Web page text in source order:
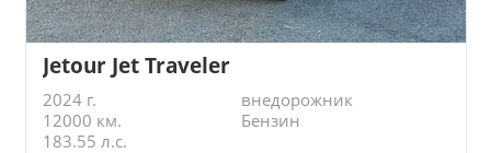
Jetour Jet Traveler
2024 г.
внедорожник
12000 км.
Бензин
183.55 л.с.